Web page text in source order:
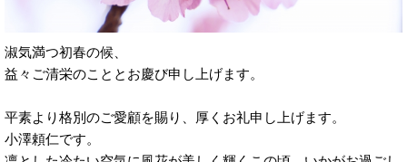
淑気満つ初春の候、
益々ご清栄のこととお慶び申し上げます。
平素より格別のご愛顧を賜り、厚くお礼申し上げます。
小澤頼仁です。